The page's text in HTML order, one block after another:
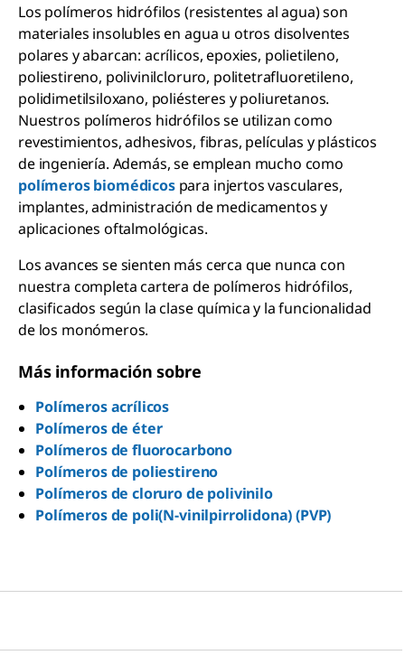
Los polímeros hidrófilos (resistentes al agua) son
materiales insolubles en agua u otros disolventes
polares y abarcan: acrílicos, epoxies, polietileno,
poliestireno, polivinilcloruro, politetrafluoretileno,
polidimetilsiloxano, poliésteres y poliuretanos.
Nuestros polímeros hidrófilos se utilizan como
revestimientos, adhesivos, fibras, películas y plásticos
de ingeniería. Además, se emplean mucho como
polímeros biomédicospara injertos vasculares,
implantes, administración de medicamentos y
aplicaciones oftalmológicas.
Los avances se sienten más cerca que nunca con
nuestra completa cartera de polímeros hidrófilos,
clasificados según la clase química y la funcionalidad
de los monómeros.
Más información sobre
Polímeros acrílicos
Polímeros de éter
Polímeros de fluorocarbono
Polímeros de poliestireno
Polímeros de cloruro de polivinilo
Polímeros de poli(N-vinilpirrolidona) (PVP)